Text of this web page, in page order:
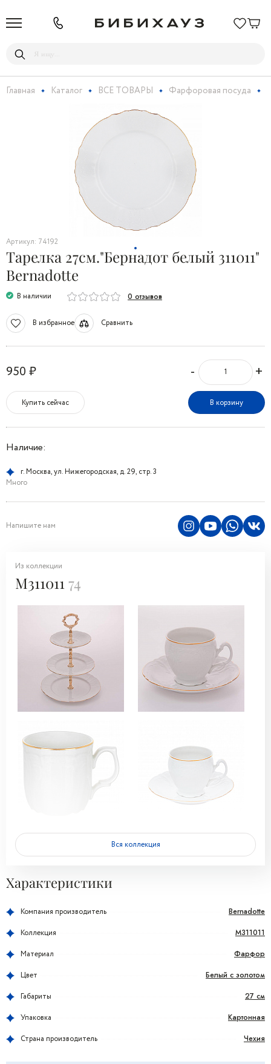
Главная Каталог ВСЕ ТОВАРЫ Фарфоровая посуда
Артикул: 74192
Тарелка 27см."Бернадот белый 311011"
Bernadotte
В наличии 0 отзывов
В избранное Сравнить
950 ₽ - +
Купить сейчас В корзину
Наличие:
г. Москва, ул. Нижегородская, д. 29, стр. 3
Много
Напишите нам
Из коллекции
M311011 74
Вся коллекция
Характеристики
Компания производитель Bernadotte
Коллекция M311011
Материал Фарфор
Цвет Белый с золотом
Габариты 27 см
Упаковка Картонная
Страна производитель Чехия